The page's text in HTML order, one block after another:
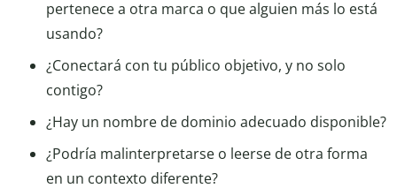
pertenece a otra marca o que alguien más lo está
usando?
¿Conectará con tu público objetivo, y no solo
contigo?
¿Hay un nombre de dominio adecuado disponible?
¿Podría malinterpretarse o leerse de otra forma
en un contexto diferente?